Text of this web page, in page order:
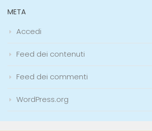
META
Accedi
Feed dei contenuti
Feed dei commenti
WordPress.org